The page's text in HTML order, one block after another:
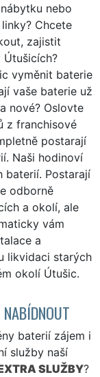
nebo
Chcete
zajistit
vyměnit baterie
vaše baterie už
nové? Oslovte
z franchisové
postarají
Naši hodinoví
baterií. Postarají
odborně
a okolí, ale
vám
a
likvidaci starých
okolí Útušic.
baterií zájem i
služby naší
SLUŽBY?